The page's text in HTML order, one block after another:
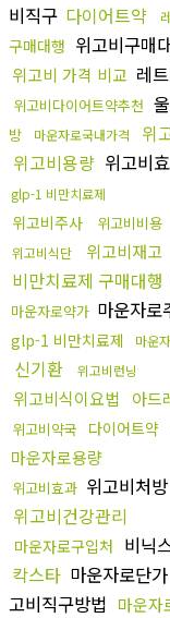
비직구 다이어트약
구매대행 위고비구매
위고비 가격 비교 레
위고비다이어트약추천
방
마운자로국내가격
위
위고비용량 위고비
glp-1 비만치료제
위고비주사 위고비비용
위고비식단 위고비재고
비만치료제 구매대행
마운자로약가 마운자로
glp-1 비만치료제 마운
신기환 위고비런닝
위고비식이요법 아드
위고비약국 다이어트약
마운자로용량
위고비효과 위고비처방
위고비건강관리
마운자로구입처 비닉
칵스타 마운자로단가
고비직구방법 마운자